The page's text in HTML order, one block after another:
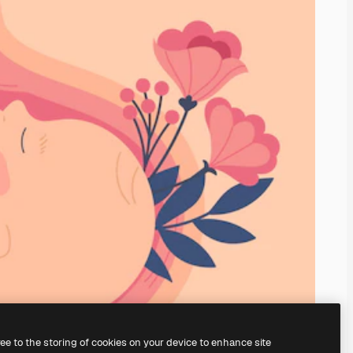
to the storing of cookies on your device to enhance site